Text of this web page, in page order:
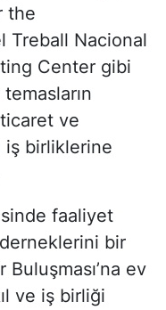
the
Treball Nacional
Center gibi
ve
iş birliklerine
faaliyet
bir
ev
ve iş birliği